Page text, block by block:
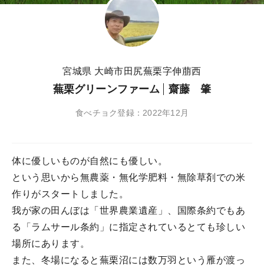
宮城県 大崎市田尻蕪栗字伸萠西
蕪栗グリーンファーム 齋藤 肇
食べチョク登録：2022年12月
体に優しいものが自然にも優しい。
という思いから無農薬・無化学肥料・無除草剤での米
作りがスタートしました。
我が家の田んぼは「世界農業遺産」、国際条約でもあ
る「ラムサール条約」に指定されているとても珍しい
場所にあります。
また、冬場になると蕪栗沼には数万羽という雁が渡っ